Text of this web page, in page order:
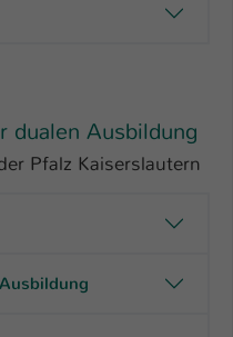
dualen Ausbildung
Pfalz Kaiserslautern